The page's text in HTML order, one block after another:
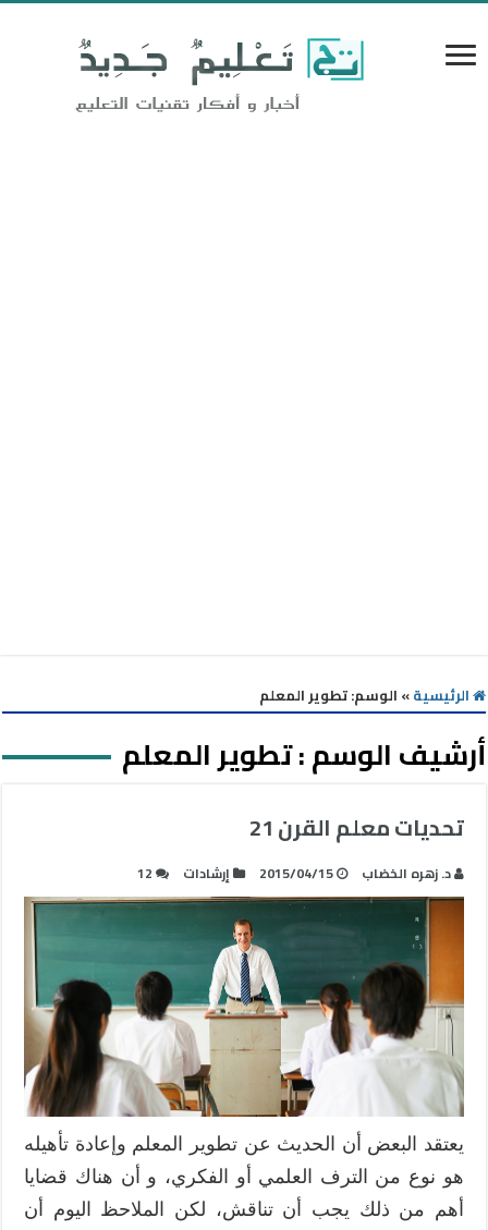
الرئيسية» الوسم:تطوير المعلم
أرشيف الوسم :تطوير المعلم
تحديات معلم القرن 21
د. زهره الخضاب 2015/04/15 إرشادات 12
يعتقد البعض أن الحديث عن تطوير المعلم وإعادة تأهيله
هو نوع من الترف العلمي أو الفكري، و أن هناك قضايا
أهم من ذلك يجب أن تناقش، لكن الملاحظ اليوم أن